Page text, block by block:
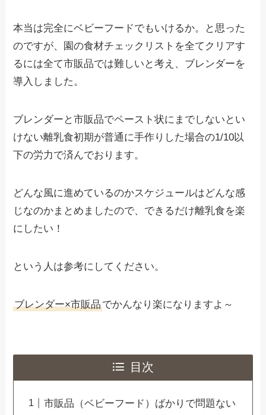
本当は完全にベビーフードでもいけるか。と思った
のですが、園の食材チェックリストを全てクリアす
るには全て市販品では難しいと考え、ブレンダーを
導入しました。
ブレンダーと市販品でペースト状にまでしないとい
けない離乳食初期が普通に手作りした場合の1/10以
下の労力で済んでおります。
どんな風に進めているのかスケジュールはどんな感
じなのかまとめましたので、できるだけ離乳食を楽
にしたい！
という人は参考にしてください。
ブレンダー×市販品でかんなり楽になりますよ～
目次
市販品（ベビーフード）ばかりで問題ない